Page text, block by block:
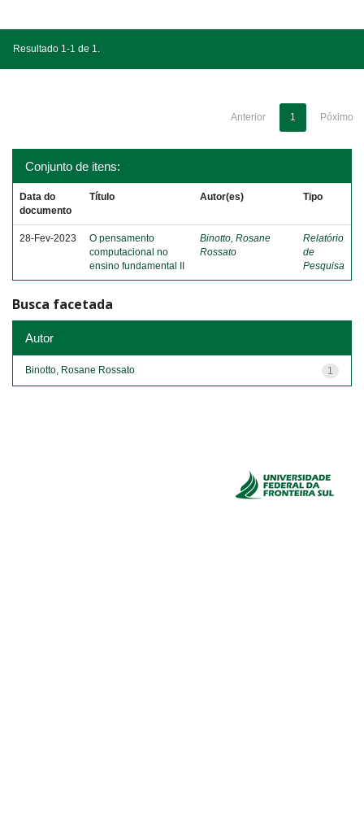
Resultado 1-1 de 1.
Anterior 1 Póximo
Conjunto de itens:
Data do
documento
Título Autor(es) Tipo
28-Fev-2023
O pensamento
computacional no
ensino fundamental II
Binotto, Rosane
Rossato
Relatório
de
Pesquisa
Busca facetada
Autor
1
Binotto, Rosane Rossato